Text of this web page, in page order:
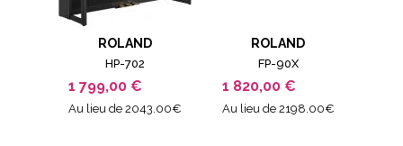
ROLAND
HP-702
1 799,00 €
Au lieu de 2043.00€
ROLAND
FP-90X
1 820,00 €
Au lieu de 2198.00€